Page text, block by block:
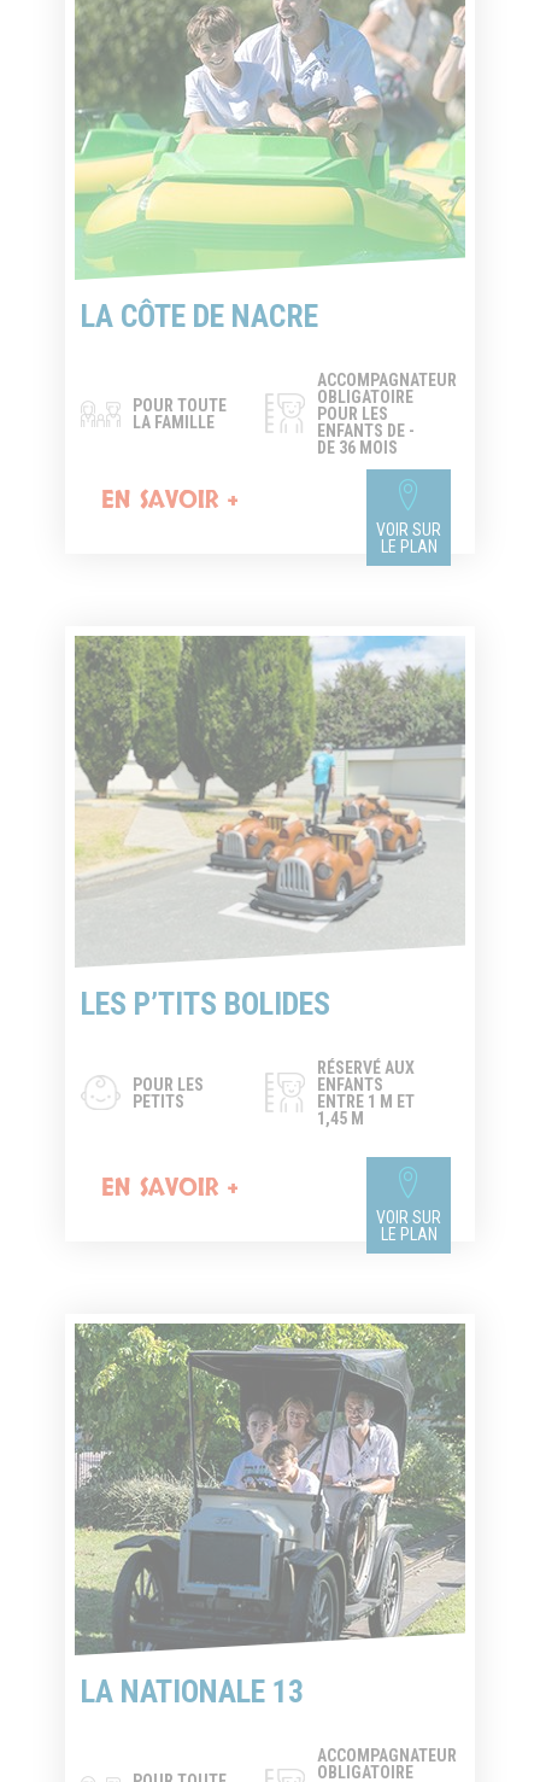
LA CÔTE DE NACRE
POUR TOUTE
LA FAMILLE
ACCOMPAGNATEUR
OBLIGATOIRE
POUR LES
ENFANTS DE -
DE 36 MOIS
EN SAVOIR +
VOIR SUR
LE PLAN
LES P’TITS BOLIDES
POUR LES
PETITS
RÉSERVÉ AUX
ENFANTS
ENTRE 1 M ET
1,45 M
EN SAVOIR +
VOIR SUR
LE PLAN
LA NATIONALE 13
ACCOMPAGNATEUR
OBLIGATOIRE